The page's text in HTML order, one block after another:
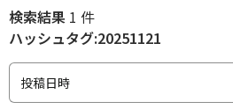
検索結果 1 件
ハッシュタグ:20251121
投稿日時